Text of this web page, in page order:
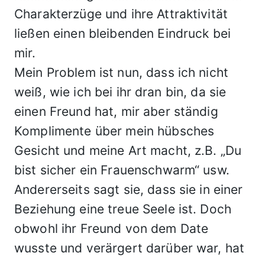
Charakterzüge und ihre Attraktivität
ließen einen bleibenden Eindruck bei
mir.
Mein Problem ist nun, dass ich nicht
weiß, wie ich bei ihr dran bin, da sie
einen Freund hat, mir aber ständig
Komplimente über mein hübsches
Gesicht und meine Art macht, z.B. „Du
bist sicher ein Frauenschwarm“ usw.
Andererseits sagt sie, dass sie in einer
Beziehung eine treue Seele ist. Doch
obwohl ihr Freund von dem Date
wusste und verärgert darüber war, hat